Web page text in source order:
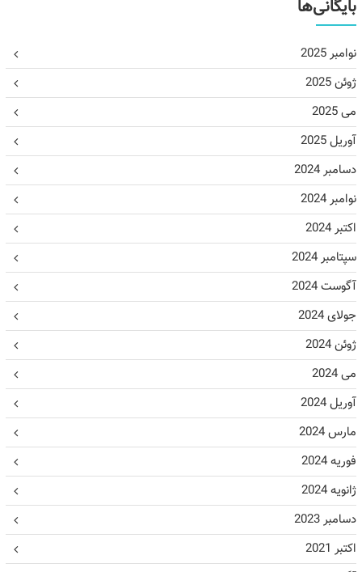
بایگانی‌ها
نوامبر 2025
ژوئن 2025
می 2025
آوریل 2025
دسامبر 2024
نوامبر 2024
اکتبر 2024
سپتامبر 2024
آگوست 2024
جولای 2024
ژوئن 2024
می 2024
آوریل 2024
مارس 2024
فوریه 2024
ژانویه 2024
دسامبر 2023
اکتبر 2021